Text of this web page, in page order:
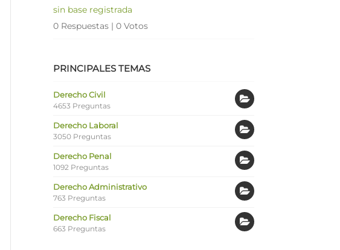
sin base registrada
0 Respuestas | 0 Votos
PRINCIPALES TEMAS
Derecho Civil
4653 Preguntas
Derecho Laboral
3050 Preguntas
Derecho Penal
1092 Preguntas
Derecho Administrativo
763 Preguntas
Derecho Fiscal
663 Preguntas